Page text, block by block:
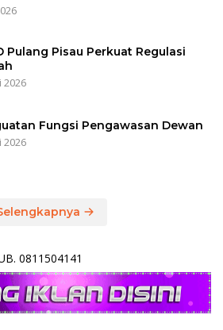
Pulang Pisau Perkuat Regulasi
2026
Fungsi Pengawasan Dewan
2026
SPEACE IKLAN HUB. 0811504141